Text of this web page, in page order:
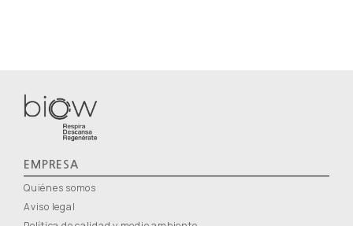
EMPRESA
Quiénes somos
Aviso legal